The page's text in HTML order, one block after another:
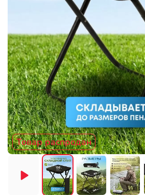
Товар распродан